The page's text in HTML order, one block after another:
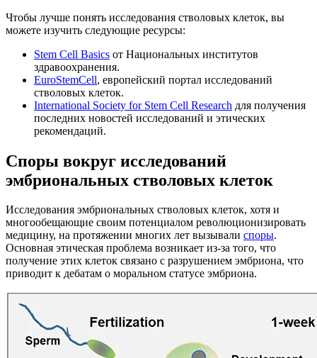
Чтобы лучше понять исследования стволовых клеток, вы
можете изучить следующие ресурсы:
Stem Cell Basics от Национальных институтов
здравоохранения.
EuroStemCell, европейский портал исследований
стволовых клеток.
International Society for Stem Cell Research для получения
последних новостей исследований и этических
рекомендаций.
Споры вокруг исследований
эмбриональных стволовых клеток
Исследования эмбриональных стволовых клеток, хотя и
многообещающие своим потенциалом революционизировать
медицину, на протяжении многих лет вызывали споры.
Основная этическая проблема возникает из-за того, что
получение этих клеток связано с разрушением эмбриона, что
приводит к дебатам о моральном статусе эмбриона.